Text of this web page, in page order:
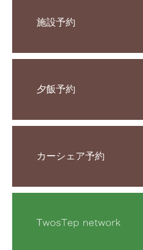
施設予約
夕飯予約
カーシェア予約